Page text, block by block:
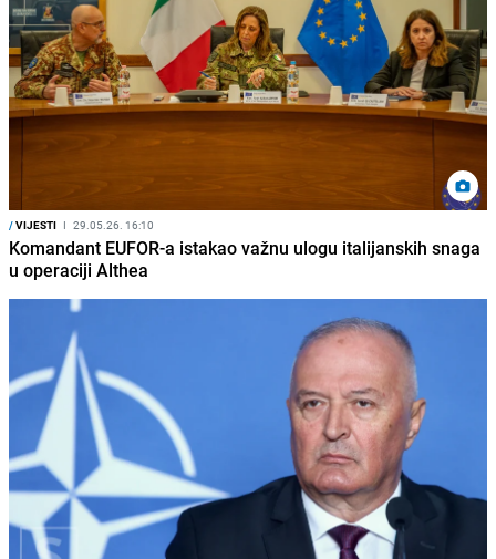
/VIJESTI I 29.05.26. 16:10
Komandant EUFOR-a istakao važnu ulogu italijanskih snaga
u operaciji Althea